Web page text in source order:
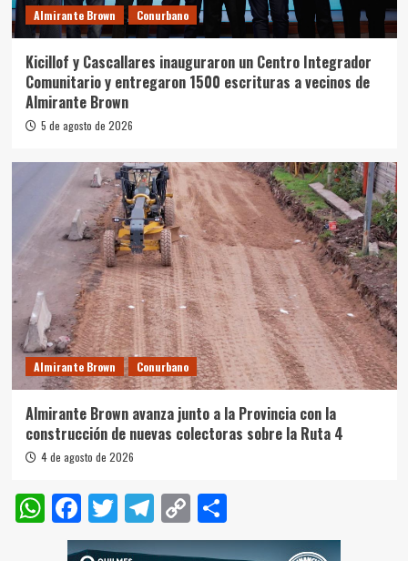
Almirante Brown Conurbano
Kicillof y Cascallares inauguraron un Centro Integrador
Comunitario y entregaron 1500 escrituras a vecinos de
Almirante Brown
5 de agosto de 2026
Almirante Brown Conurbano
Almirante Brown avanza junto a la Provincia con la
construcción de nuevas colectoras sobre la Ruta 4
4 de agosto de 2026
WhatsApp
Facebook
Twitter
Telegram
Copy
Link
Compartir